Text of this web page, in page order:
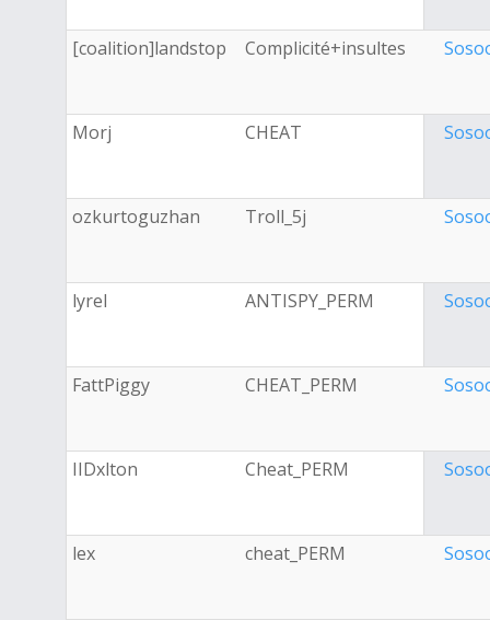
[coalition]landstop Complicité+insultes
Morj CHEAT
ozkurtoguzhan Troll_5j
lyrel ANTISPY_PERM
FattPiggy CHEAT_PERM
IIDxlton Cheat_PERM
lex cheat_PERM